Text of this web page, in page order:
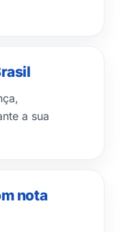
a sua
nota